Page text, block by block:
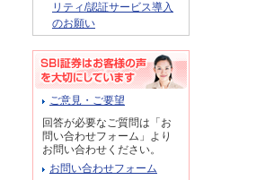
リティ/認証サービス導入
のお願い
ご意見・ご要望
回答が必要なご質問は「お
問い合わせフォーム」より
お問い合わせください。
お問い合わせフォーム